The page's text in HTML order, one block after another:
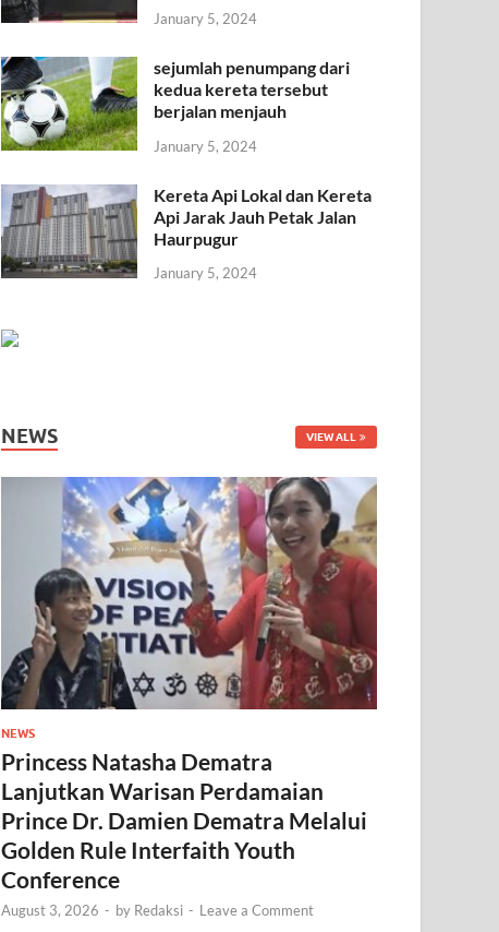
January 5, 2024
sejumlah penumpang dari
kedua kereta tersebut
berjalan menjauh
January 5, 2024
Kereta Api Lokal dan Kereta
Api Jarak Jauh Petak Jalan
Haurpugur
January 5, 2024
NEWS VIEW ALL
NEWS
Princess Natasha Dematra
Lanjutkan Warisan Perdamaian
Prince Dr. Damien Dematra Melalui
Golden Rule Interfaith Youth
Conference
August 3, 2026 - by Redaksi - Leave a Comment